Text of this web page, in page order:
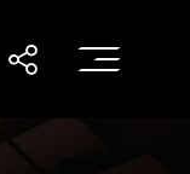
打開搜索打開分享打